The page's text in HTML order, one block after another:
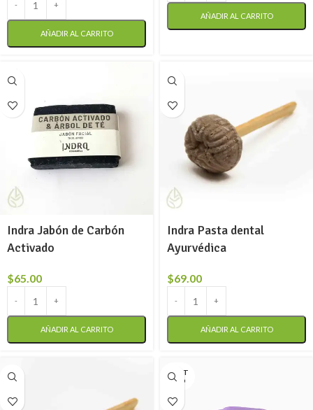
AÑADIR AL CARRITO
AÑADIR AL CARRITO
Indra Jabón de Carbón
Activado
$65.00
AÑADIR AL CARRITO
Indra Pasta dental
Ayurvédica
$69.00
AÑADIR AL CARRITO
AGOT
ADO